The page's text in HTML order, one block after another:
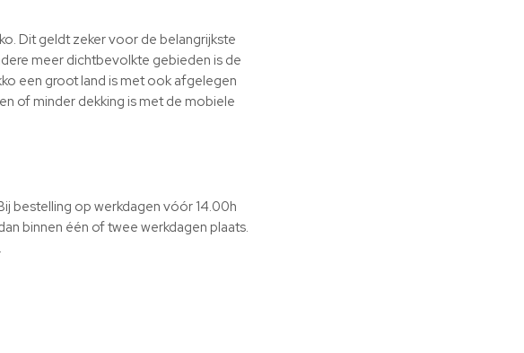
Dit geldt zeker voor de belangrijkste
meer dichtbevolkte gebieden is de
een groot land is met ook afgelegen
of minder dekking is met de mobiele
bestelling op werkdagen vóór 14.00h
binnen één of twee werkdagen plaats.